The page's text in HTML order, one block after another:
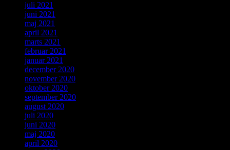
juli 2021
juni 2021
maj 2021
april 2021
marts 2021
februar 2021
januar 2021
december 2020
november 2020
oktober 2020
september 2020
august 2020
juli 2020
juni 2020
maj 2020
april 2020